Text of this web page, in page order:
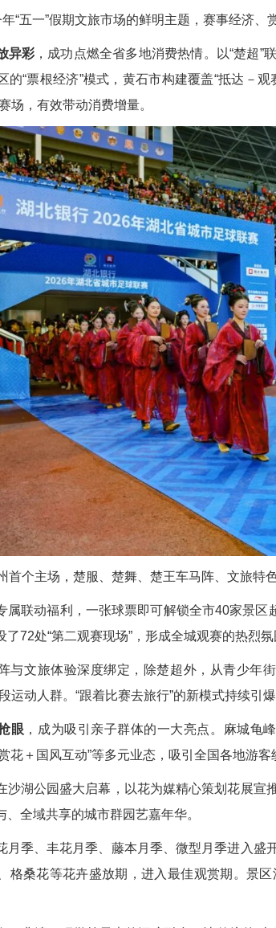
年“五一”假期文旅市场的鲜明主题，赛事经济
异彩 ，成功点燃全省多地消费热情。以“楚超
的“票根经济”模式，黄石市构建覆盖“抵达－
场，有效带动消费增量。
个主场，楚服、楚舞、楚王车马阵、文旅特
属联动福利，一张球票即可解锁全市40家景
72处“第二观赛现场”，形成全城观赛的热烈氛
与文旅体验深度绑定，除楚超外，从青少年
运动人群。“跟着比赛去旅行”的新模式持续引
眼 ，成为吸引亲子群体的一大亮点。麻城龟
花＋国风互动”等多元业态，吸引全国各地游客
沙湖公园盛大启幕，以花为媒精心策划花展
全域共享的城市群园艺嘉年华。
月季、丰花月季、藤本月季、微型月季进入
格桑花等花卉盛放期，进入最佳观赏期。景